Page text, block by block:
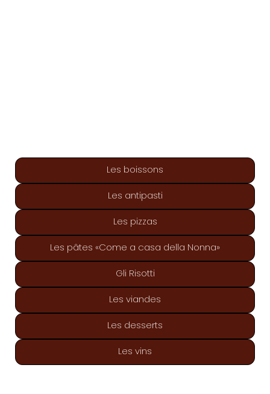
Les boissons
Les antipasti
Les pizzas
Les pâtes «Come a casa della Nonna»
Gli Risotti
Les viandes
Les desserts
Les vins